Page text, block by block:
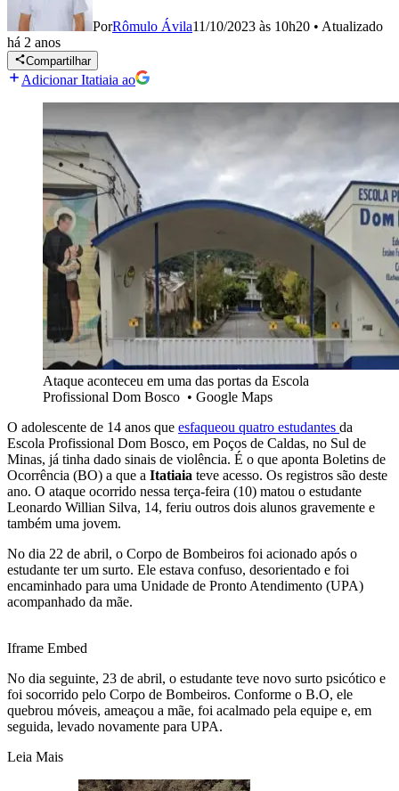
PorRômulo Ávila11/10/2023 às 10h20 • Atualizado
há 2 anos
Compartilhar
Adicionar Itatiaia ao
Ataque aconteceu em uma das portas da Escola
Profissional Dom Bosco • Google Maps
O adolescente de 14 anos que esfaqueou quatro estudantes da
Escola Profissional Dom Bosco, em Poços de Caldas, no Sul de
Minas, já tinha dado sinais de violência. É o que aponta Boletins de
Ocorrência (BO) a que a Itatiaia teve acesso. Os registros são deste
ano. O ataque ocorrido nessa terça-feira (10) matou o estudante
Leonardo Willian Silva, 14, feriu outros dois alunos gravemente e
também uma jovem.
No dia 22 de abril, o Corpo de Bombeiros foi acionado após o
estudante ter um surto. Ele estava confuso, desorientado e foi
encaminhado para uma Unidade de Pronto Atendimento (UPA)
acompanhado da mãe.
Iframe Embed
No dia seguinte, 23 de abril, o estudante teve novo surto psicótico e
foi socorrido pelo Corpo de Bombeiros. Conforme o B.O, ele
quebrou móveis, ameaçou a mãe, foi acalmado pela equipe e, em
seguida, levado novamente para UPA.
Leia Mais